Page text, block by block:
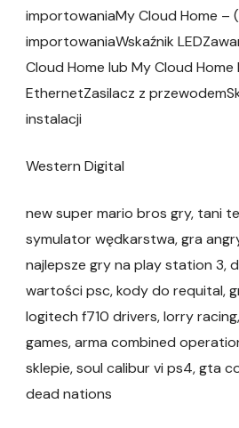
importowaniaMy Cloud Home –
importowaniaWskaźnik
Cloud Home lub My Cloud Home
EthernetZasilacz z
instalacji
Western Digital
new super mario bros gry, tani
symulator wędkarstwa, gra
najlepsze gry na play station 3,
wartości psc, kody do requital,
logitech f710 drivers, lorry
games, arma combined
sklepie, soul calibur vi ps4, gta
dead nations